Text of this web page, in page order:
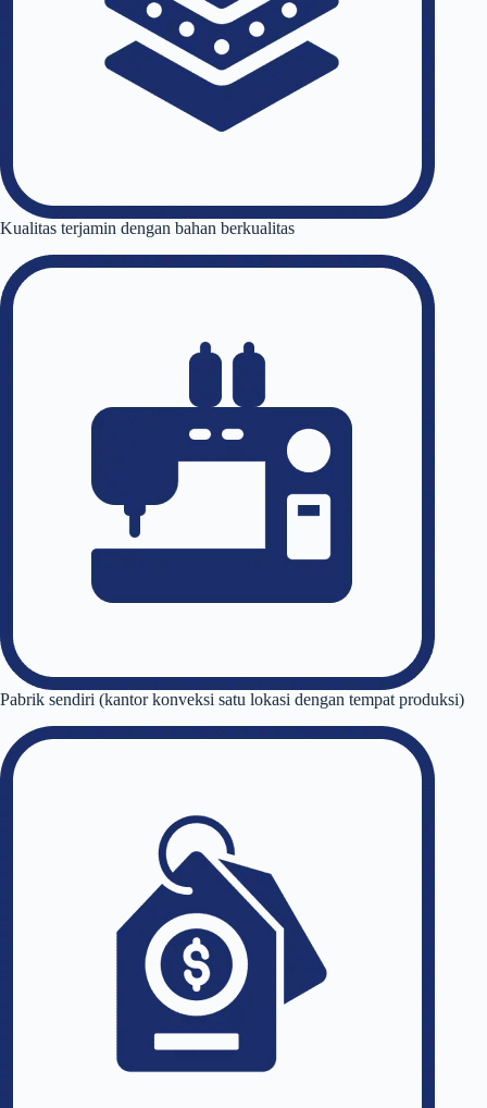
Kualitas terjamin dengan bahan berkualitas
Pabrik sendiri (kantor konveksi satu lokasi dengan tempat produksi)